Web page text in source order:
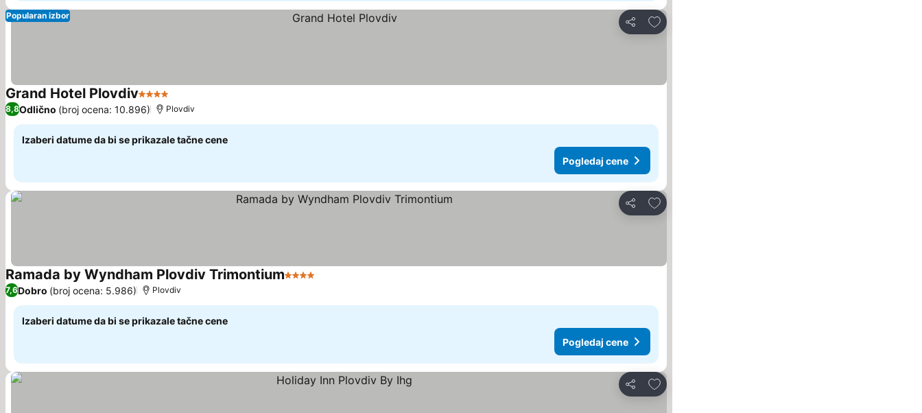
Deli
Dodati u favorite
Popularan izbor
Grand Hotel Plovdiv4 Zvezdice
8,8Odlično (broj ocena: 10.896) Plovdiv
Izaberi datume da bi se prikazale tačne cene
Pogledaj cene
Deli
Dodati u favorite
Ramada by Wyndham Plovdiv Trimontium4 Zvezdice
7,6Dobro (broj ocena: 5.986) Plovdiv
Izaberi datume da bi se prikazale tačne cene
Pogledaj cene
Deli
Dodati u favorite